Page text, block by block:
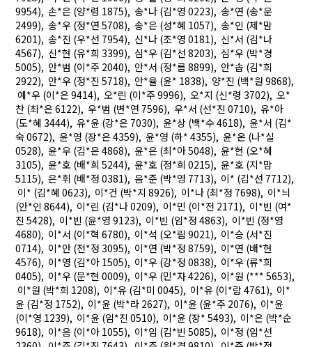
9954), 손*은 (양*령 1875), 송*나 (김*영 0223), 송*연 (송*운
2499), 송*우 (정*연 5708), 송*은 (성*혜 1057), 송*인 (제*맘
6201), 송*진 (우*선 7954), 신*나 (조*영 0181), 신*서 (김*나
4567), 신*현 (유*희 3399), 심*우 (김*선 8203), 심*우 (박*경
5005), 안*범 (이*주 2040), 안*서 (정*름 8899), 안*솝 (김*희
2922), 안*우 (정*진 5718), 안*율 (윤* 1838), 양*진 (백*원 9868),
예*우 (이*은 9414), 오*린 (이*주 9996), 오*지 (신*령 3702), 오*
찬 (최*은 6122), 우*범 (변*연 7596), 우*서 (선*진 0710), 유*아
(도*혜 3444), 유*윤 (강*은 7030), 윤*상 (백*수 4618), 윤*서 (김*
숙 0672), 윤*영 (장*은 4359), 윤*영 (하* 4355), 윤*온 (나*실
0528), 윤*우 (김*은 4868), 윤*은 (최*아 5048), 윤*현 (오*혜
3105), 윤*호 (배*희 5244), 윤*호 (정*희 0215), 윤*호 (지*맘
5115), 은*휘 (배*정 0381), 음*준 (박*영 7713), 이* (김*선 7712),
이* (김*혜 0623), 이*건 (박*지 8926), 이*나 (최*정 7698), 이*늬
(안*인 8644), 이*린 (김*나 0209), 이*민 (이*전 2171), 이*빈 (여*
진 5428), 이*빈 (윤*영 9123), 이*빈 (임*정 4863), 이*빈 (정*영
4680), 이*서 (이*혁 6780), 이*석 (오*림 9021), 이*승 (서*진
0714), 이*안 (전*정 3095), 이*연 (박*정 8759), 이*연 (배*현
4576), 이*영 (김*아 1505), 이*우 (강*정 0838), 이*우 (류*희
0405), 이*우 (문*현 0009), 이*우 (민*자 4226), 이*원 (*** 5653),
이*원 (박*희 1208), 이*유 (김*미 0045), 이*유 (이*람 4761), 이*
윤 (김*정 1752), 이*윤 (박*라 2627), 이*윤 (윤*주 2076), 이*윤
(이*영 1239), 이*윤 (임*진 0510), 이*윤 (장* 5493), 이*은 (박*순
9618), 이*음 (이*아 1055), 이*임 (김*빈 5085), 이*정 (임*선